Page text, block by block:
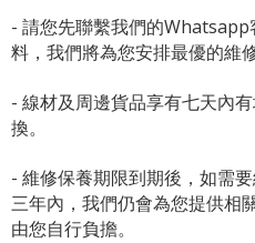
- 請您先聯繫我們的Whatsapp
料，我們將為您安排最優的維修
- 線材及周邊貨品享有七天內
換。
- 維修保養期限到期後，如需
三年內，我們仍會為您提供相
由您自行負擔。